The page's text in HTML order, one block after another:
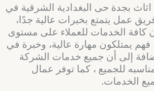
بجدة حى البغدادية الشرقية في
عمل يتمتع بخبرات عالية جدًا،
كافة الخدمات للعملاء على مستوى
يمتلكون مهارة عالية، وخبرة في
إلى أن جميع خدمات الشركة
للجميع ، كما توفر عمال
الخدمات.